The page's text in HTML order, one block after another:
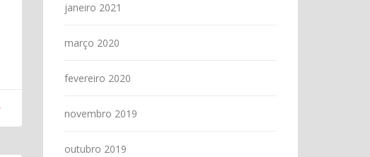
janeiro 2021
março 2020
fevereiro 2020
novembro 2019
outubro 2019